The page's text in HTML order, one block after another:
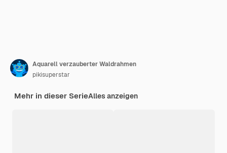
Aquarell verzauberter Waldrahmen
pikisuperstar
Mehr in dieser SerieAlles anzeigen